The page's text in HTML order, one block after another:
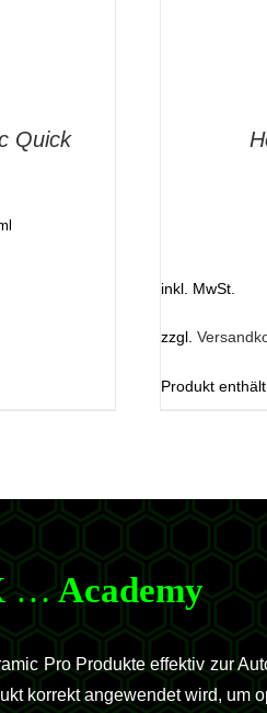
Quick
inkl. MwSt.
zzgl.
Produkt
…Academy
Pro Produkte effektiv zur
korrekt angewendet wird, um